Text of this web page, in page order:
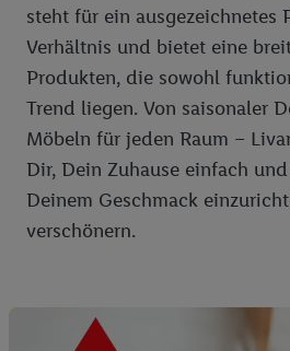
steht für ein ausgezeichnetes
Verhältnis und bietet eine
Produkten, die sowohl
Trend liegen. Von saisonaler
Möbeln für jeden Raum –
Dir, Dein Zuhause einfach
Deinem Geschmack
verschönern.
Liste der Partner (Lieferanten)